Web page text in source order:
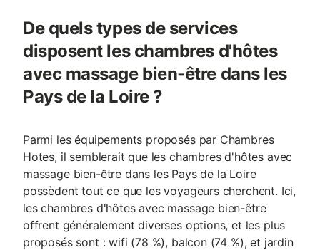
De quels types de services
disposent les chambres d'hôtes
avec massage bien-être dans les
Pays de la Loire ?
Parmi les équipements proposés par Chambres
Hotes, il semblerait que les chambres d'hôtes avec
massage bien-être dans les Pays de la Loire
possèdent tout ce que les voyageurs cherchent. Ici,
les chambres d'hôtes avec massage bien-être
offrent généralement diverses options, et les plus
proposés sont : wifi (78 %), balcon (74 %), et jardin